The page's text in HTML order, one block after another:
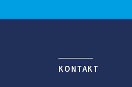
KONTAKT